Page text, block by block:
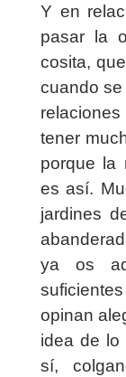
Y en
pasar la
cosita,
cuando
tener
porque la
es así.
jardines
ya os
opinan
idea de lo
sí,